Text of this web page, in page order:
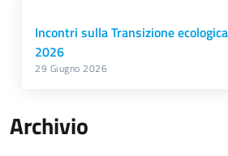
Incontri sulla Transizione
2026
29 Giugno 2026
Archivio